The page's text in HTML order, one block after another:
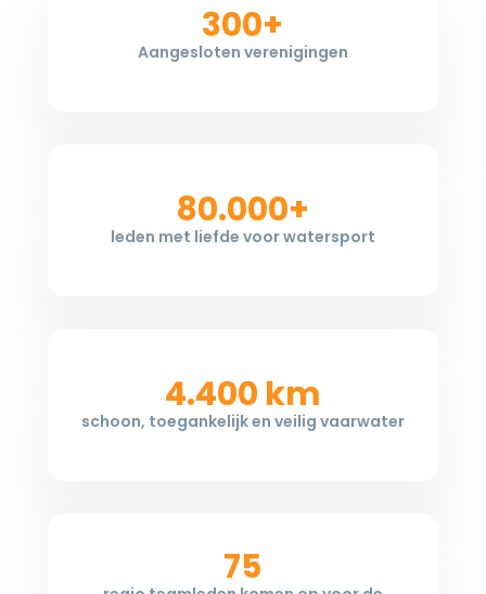
300+
Aangesloten verenigingen
80.000+
leden met liefde voor watersport
4.400 km
schoon, toegankelijk en veilig vaarwater
75